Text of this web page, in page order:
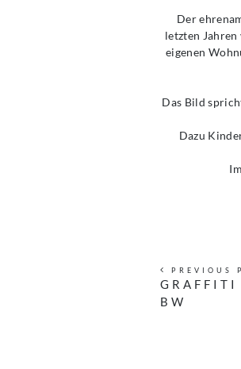
Der
letzten
eigenen
Das Bild
Dazu
PREVIOUS
GRAFFITI
BW